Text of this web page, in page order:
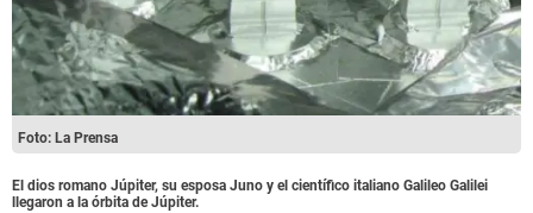
Foto: La Prensa
El dios romano Júpiter, su esposa Juno y el científico italiano Galileo Galilei
llegaron a la órbita de Júpiter.